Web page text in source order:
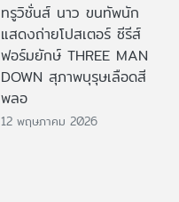
ทรูวิชั่นส์ นาว ขนทัพนัก
แสดงถ่ายโปสเตอร์ ซีรีส์
ฟอร์มยักษ์ THREE MAN
DOWN สุภาพบุรุษเลือดสี
พลอ
12 พฤษภาคม 2026